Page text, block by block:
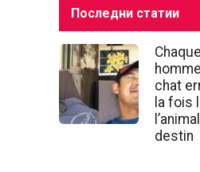
Последни статии
chat
la fois
destin